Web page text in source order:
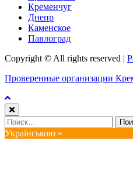
Кременчуг
Днепр
Каменское
Павлоград
Copyright © All rights reserved |
Проверенные организации
Найти:
Українською »